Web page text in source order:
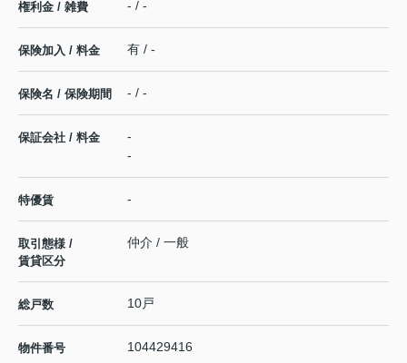
権利金 / 雑費 - / -
保険加入 / 料金 有 / -
保険名 / 保険期間 - / -
保証会社 / 料金
-
-
特優賃 -
取引態様 /
賃貸区分
仲介 / 一般
総戸数 10戸
物件番号 104429416